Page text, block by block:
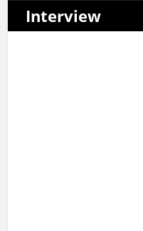
Interview